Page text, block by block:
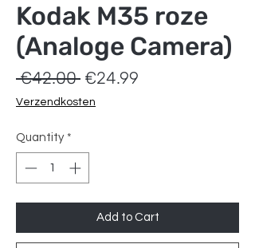
Kodak M35 roze
(Analoge Camera)
€42.00 Regular
Price
€24.99
Verzendkosten
Quantity *
Add to Cart